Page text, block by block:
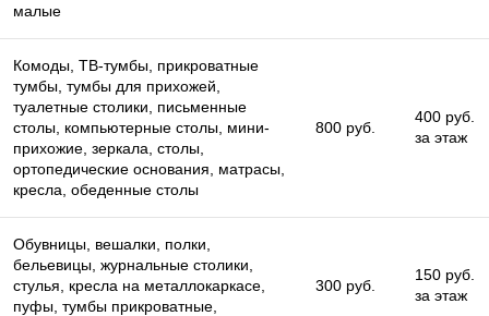
малые
Комоды, ТВ-тумбы, прикроватные
тумбы, тумбы для прихожей,
туалетные столики, письменные
столы, компьютерные столы, мини-
прихожие, зеркала, столы,
ортопедические основания, матрасы,
кресла, обеденные столы
800 руб.
400 руб.
за этаж
Обувницы, вешалки, полки,
бельевицы, журнальные столики,
стулья, кресла на металлокаркасе,
пуфы, тумбы прикроватные,
300 руб.
150 руб.
за этаж